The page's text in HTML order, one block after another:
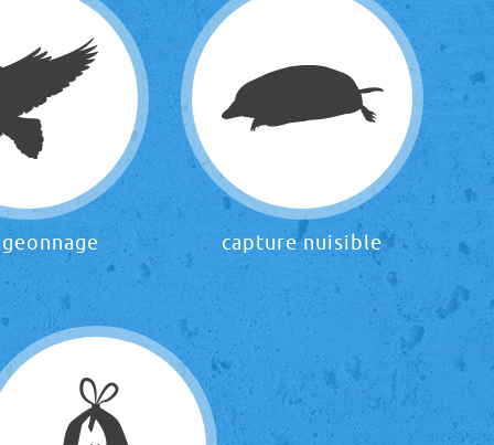
capture nuisible